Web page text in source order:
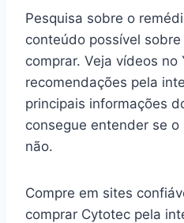
Pesquisa sobre o
conteúdo possível
comprar. Veja vídeos
recomendações pela
principais informações
consegue entender se
não.
Compre em sites
comprar Cytotec pela